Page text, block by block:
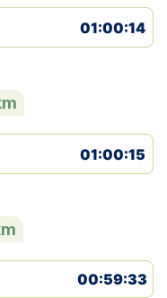
01:00:14
01:00:15
00:59:33